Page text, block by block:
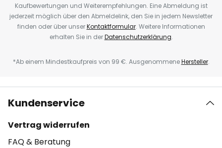
Kaufbewertungen und Weiterempfehlungen. Eine Abmeldung ist
jederzeit möglich über den Abmeldelink, den Sie in jedem Newsletter
finden oder über unserKontaktformular. Weitere Informationen
erhalten Sie in derDatenschutzerklärung.
*Ab einem Mindestkaufpreis von 99 €. AusgenommeneHersteller.
Kundenservice
Vertrag widerrufen
FAQ & Beratung